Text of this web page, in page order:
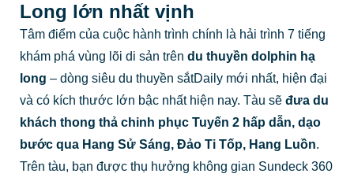
Long lớn nhất vịnh
Tâm điểm của cuộc hành trình chính là hải trình 7 tiếng
khám phá vùng lõi di sản trên du thuyền dolphin hạ
long – dòng siêu du thuyền sắtDaily mới nhất, hiện đại
và có kích thước lớn bậc nhất hiện nay. Tàu sẽ đưa du
khách thong thả chinh phục Tuyến 2 hấp dẫn, dạo
bước qua Hang Sử Sáng, Đảo Ti Tốp, Hang Luồn.
Trên tàu, bạn được thụ hưởng không gian Sundeck 360